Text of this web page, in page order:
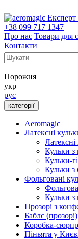
Експерт
+38 099 717 1347
Про нас Товари для
Контакти
Порожня
укр
рус
категорії
Aeromagic
Латексні
Кульки
Кульки-
Кульки з
Фольговані
Кульки з
Прозорі з
Баблс (прозорі)
Коробка-
Піньята у